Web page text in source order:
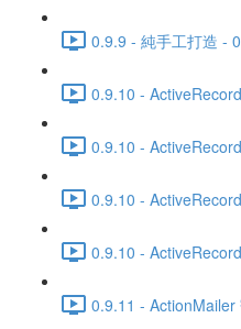
0.9.9 - 純手工打造 -
0.9.10 -
0.9.10 -
0.9.10 -
0.9.10 -
0.9.11 -